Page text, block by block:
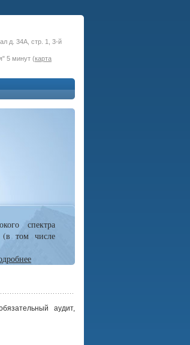
д. 34А, стр. 1, 3-й
5 минут (карта
спектра
(в том числе
аудит,